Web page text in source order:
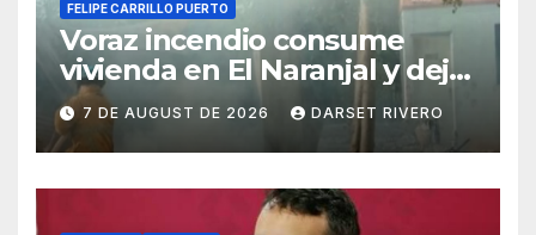
FELIPE CARRILLO PUERTO
Voraz incendio consume
vivienda en El Naranjal y deja
a una familia sin patrimonio
7 DE AUGUST DE 2026 DARSET RIVERO